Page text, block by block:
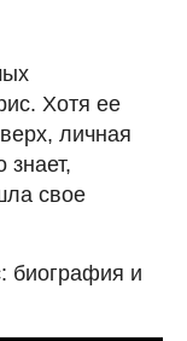
Хотя ее
личная
знает,
свое
биография и